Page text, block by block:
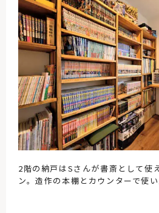
2階の納戸はSさんが書斎として使
ン。造作の本棚とカウンターで使